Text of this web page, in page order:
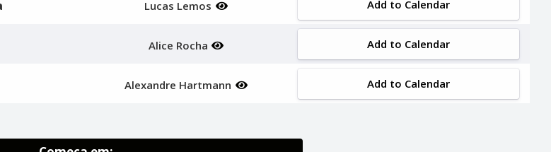
Lucas Lemos Add to Calendar
Alice Rocha Add to Calendar
Alexandre Hartmann Add to Calendar